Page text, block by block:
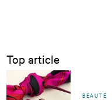
Top article
BEAUTÉ